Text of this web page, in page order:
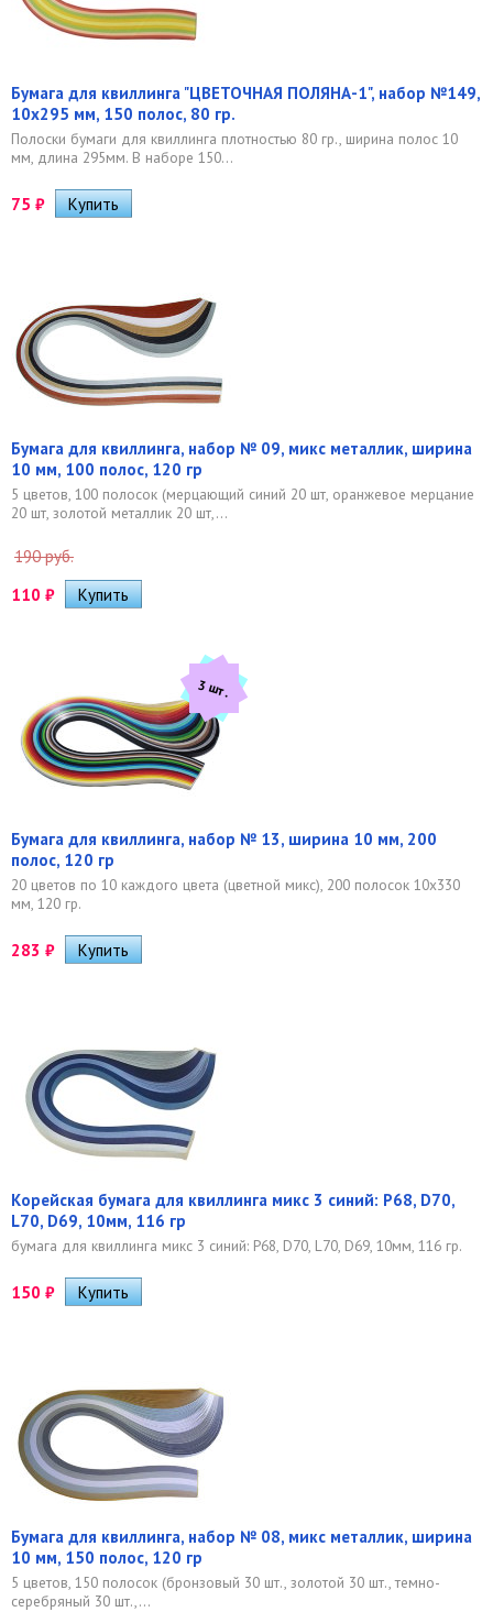
Бумага для квиллинга "ЦВЕТОЧНАЯ ПОЛЯНА-1", набор №149,
10х295 мм, 150 полос, 80 гр.
Полоски бумаги для квиллинга плотностью 80 гр., ширина полос 10
мм, длина 295мм. В наборе 150...
75 ₽
Бумага для квиллинга, набор № 09, микс металлик, ширина
10 мм, 100 полос, 120 гр
5 цветов, 100 полосок (мерцающий синий 20 шт, оранжевое мерцание
20 шт, золотой металлик 20 шт,...
190 руб.
110 ₽
3 шт.
Бумага для квиллинга, набор № 13, ширина 10 мм, 200
полос, 120 гр
20 цветов по 10 каждого цвета (цветной микс), 200 полосок 10х330
мм, 120 гр.
283 ₽
Корейская бумага для квиллинга микс 3 синий: P68, D70,
L70, D69, 10мм, 116 гр
бумага для квиллинга микс 3 синий: P68, D70, L70, D69, 10мм, 116 гр.
150 ₽
Бумага для квиллинга, набор № 08, микс металлик, ширина
10 мм, 150 полос, 120 гр
5 цветов, 150 полосок (бронзовый 30 шт., золотой 30 шт., темно-
серебряный 30 шт.,...